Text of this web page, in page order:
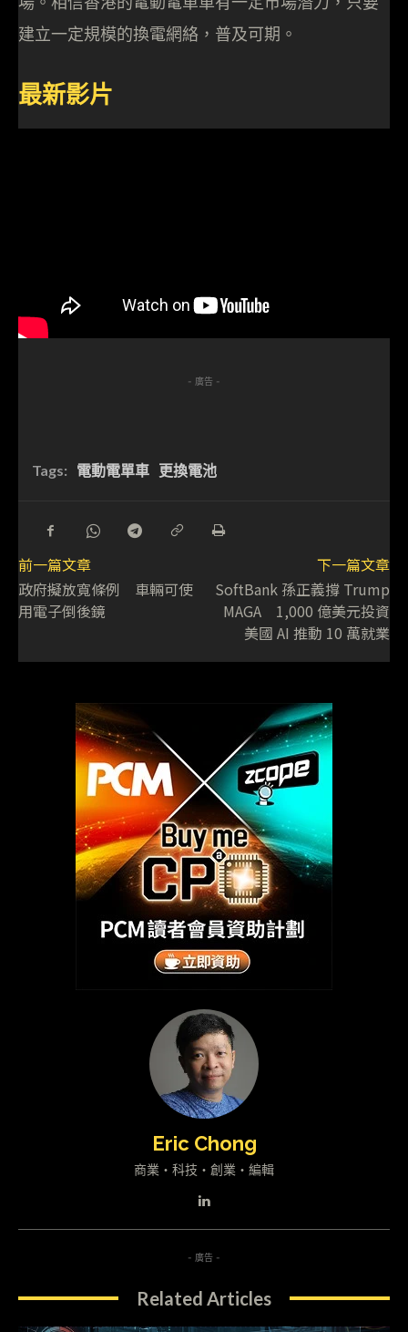
建立一定規模的換電網絡，普及可期。
最新影片
- 廣告 -
Tags: 電動電單車 更換電池
前一篇文章
政府擬放寬條例 車輛可使
用電子倒後鏡
下一篇文章
SoftBank 孫正義撐 Trump
MAGA 1,000 億美元投資
美國 AI 推動 10 萬就業
Eric Chong
商業・科技・創業・編輯
- 廣告 -
Related Articles